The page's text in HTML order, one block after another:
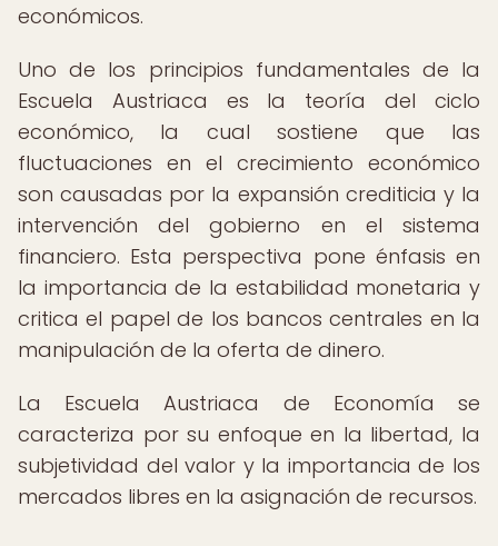
económicos.
Uno de los principios fundamentales de la
Escuela Austriaca es la teoría del ciclo
económico, la cual sostiene que las
fluctuaciones en el crecimiento económico
son causadas por la expansión crediticia y la
intervención del gobierno en el sistema
financiero. Esta perspectiva pone énfasis en
la importancia de la estabilidad monetaria y
critica el papel de los bancos centrales en la
manipulación de la oferta de dinero.
La Escuela Austriaca de Economía se
caracteriza por su enfoque en la libertad, la
subjetividad del valor y la importancia de los
mercados libres en la asignación de recursos.